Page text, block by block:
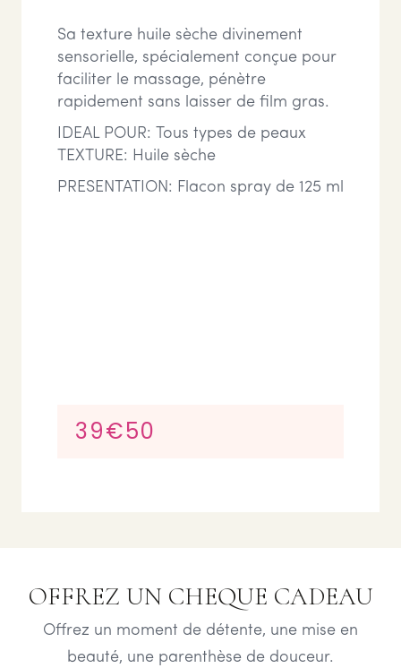
Sa texture huile sèche divinement
sensorielle, spécialement conçue pour
faciliter le massage, pénètre
rapidement sans laisser de film gras.
IDEAL POUR: Tous types de peaux
TEXTURE: Huile sèche
PRESENTATION: Flacon spray de 125 ml
39€50
OFFREZ UN CHEQUE CADEAU
Offrez un moment de détente, une mise en
beauté, une parenthèse de douceur.